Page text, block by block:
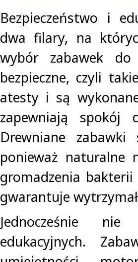
Bezpieczeństwo i
dwa filary, na
wybór zabawek do
bezpieczne, czyli
atesty i są
zapewniają spokój
Drewniane
ponieważ naturalne
gromadzenia
gwarantuje
Jednocześnie
edukacyjnych.